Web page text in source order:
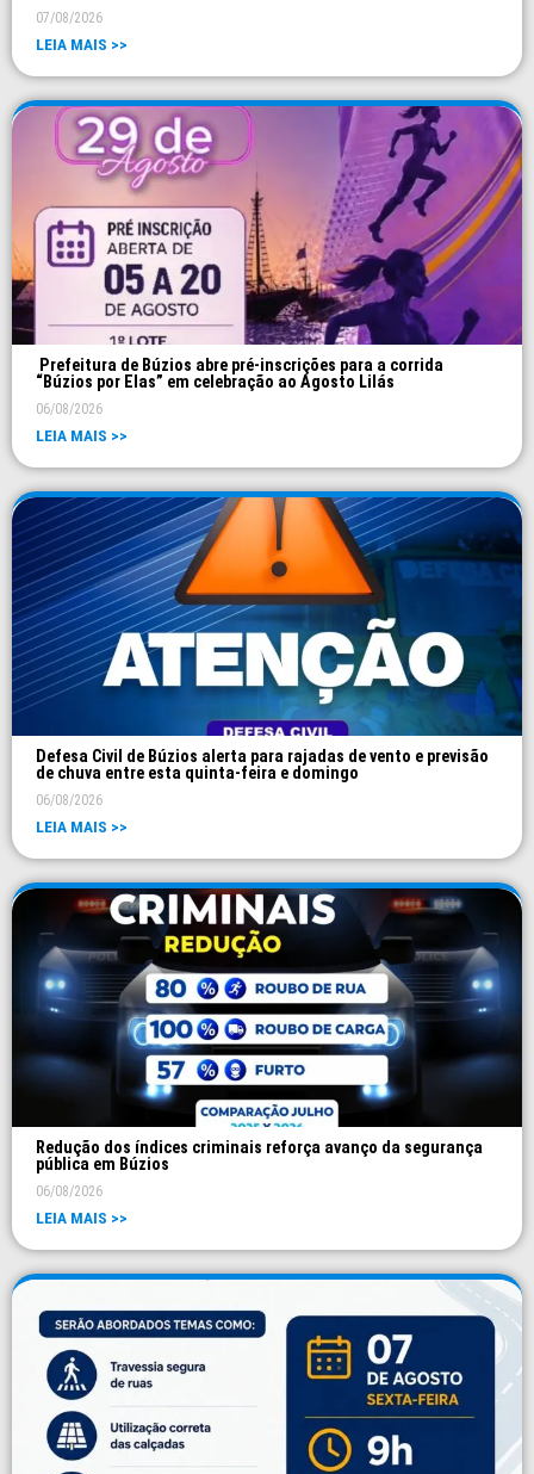
07/08/2026
LEIA MAIS >>
Prefeitura de Búzios abre pré-inscrições para a corrida
“Búzios por Elas” em celebração ao Agosto Lilás
06/08/2026
LEIA MAIS >>
Defesa Civil de Búzios alerta para rajadas de vento e previsão
de chuva entre esta quinta-feira e domingo
06/08/2026
LEIA MAIS >>
Redução dos índices criminais reforça avanço da segurança
pública em Búzios
06/08/2026
LEIA MAIS >>